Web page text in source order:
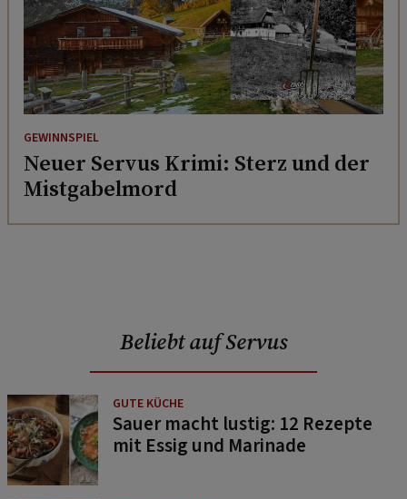
GEWINNSPIEL
Neuer Servus Krimi: Sterz und der
Mistgabelmord
Beliebt auf Servus
GUTE KÜCHE
Sauer macht lustig: 12 Rezepte
mit Essig und Marinade